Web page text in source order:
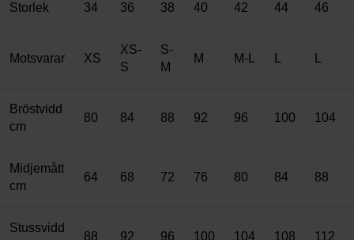
Storlek 34 36 38 40 42 44 46
Motsvarar XS
XS-
S
S-
M
M M-L
Bröstvidd
cm
80 84 88 92 96 100 104
Midjemått
cm
64 68 72 76 80 84 88
Stussvidd
88 92 96 100 104 108 112